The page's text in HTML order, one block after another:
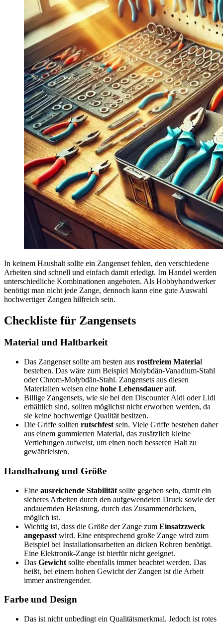
In keinem Haushalt sollte ein Zangenset fehlen, den verschiedene
Arbeiten sind schnell und einfach damit erledigt. Im Handel werden
unterschiedliche Kombinationen angeboten. Als Hobbyhandwerker
benötigt man nicht jede Zange, dennoch kann eine gute Auswahl
hochwertiger Zangen hilfreich sein.
Checkliste für Zangensets
Material und Haltbarkeit
Das Zangenset sollte am besten aus rostfreiem Material
bestehen. Das wäre zum Beispiel Molybdän-Vanadium-Stahl
oder Chrom-Molybdän-Stahl. Zangensets aus diesen
Materialien weisen eine hohe Lebensdauer auf.
Billige Zangensets, wie sie bei den Discounter Aldi oder Lidl
erhältlich sind, sollten möglichst nicht erworben werden, da
sie keine hochwertige Qualität besitzen.
Die Griffe sollten rutschfest sein. Viele Griffe bestehen daher
aus einem gummierten Material, das zusätzlich kleine
Vertiefungen aufweist, um einen noch besseren Halt zu
gewährleisten.
Handhabung und Größe
Eine ausreichende Stabilität sollte gegeben sein, damit ein
sicheres Arbeiten durch den aufgewendeten Druck sowie der
andauernden Belastung, durch das Zusammendrücken,
möglich ist.
Wichtig ist, dass die Größe der Zange zum Einsatzzweck
angepasst wird. Eine entsprechend große Zange wird zum
Beispiel bei Installationsarbeiten an dicken Rohren benötigt.
Eine Elektronik-Zange ist hierfür nicht geeignet.
Das Gewicht sollte ebenfalls immer beachtet werden. Das
heißt, bei einem hohen Gewicht der Zangen ist die Arbeit
immer anstrengender.
Farbe und Design
Das ist nicht unbedingt ein Qualitätsmerkmal. Jedoch ist rotes